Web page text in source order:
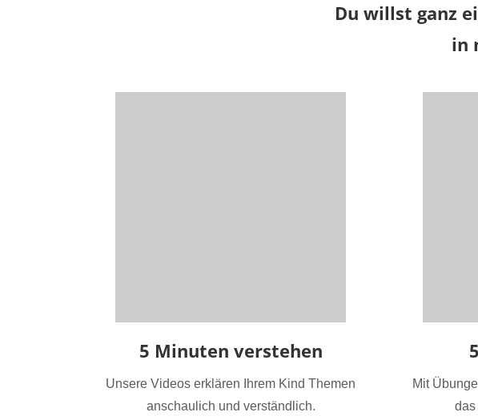
Du willst ganz
in
5 Minuten verstehen
Unsere Videos erklären Ihrem Kind Themen
anschaulich und verständlich.
Mit
das